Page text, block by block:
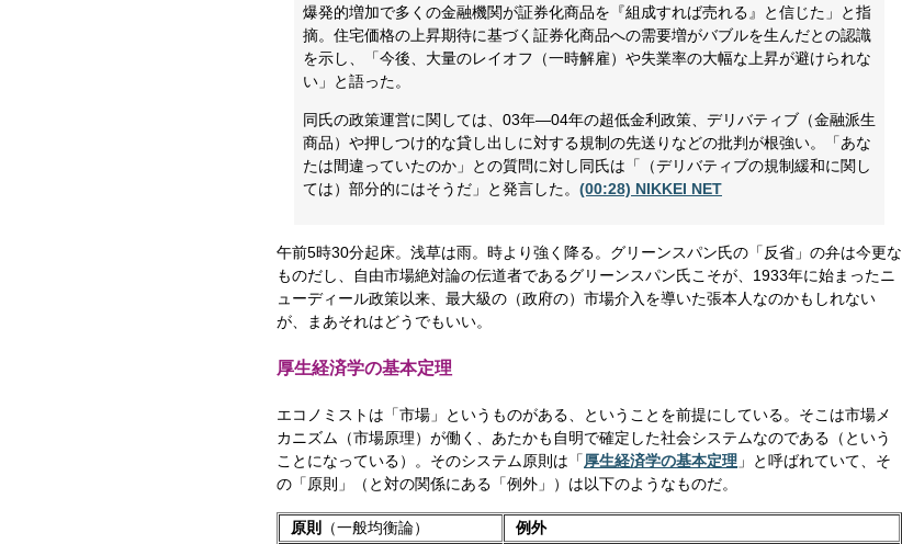
爆発的増加で多くの金融機関が証券化商品を『組成すれば売れる』と信じた」と指
摘。住宅価格の上昇期待に基づく証券化商品への需要増がバブルを生んだとの認識
を示し、「今後、大量のレイオフ（一時解雇）や失業率の大幅な上昇が避けられな
い」と語った。
同氏の政策運営に関しては、03年―04年の超低金利政策、デリバティブ（金融派生
商品）や押しつけ的な貸し出しに対する規制の先送りなどの批判が根強い。「あな
たは間違っていたのか」との質問に対し同氏は「（デリバティブの規制緩和に関し
ては）部分的にはそうだ」と発言した。 (00:28) NIKKEI NET
午前5時30分起床。浅草は雨。時より強く降る。グリーンスパン氏の「反省」の弁は今更な
ものだし、自由市場絶対論の伝道者であるグリーンスパン氏こそが、1933年に始まったニ
ューディール政策以来、最大級の（政府の）市場介入を導いた張本人なのかもしれない
が、まあそれはどうでもいい。
厚生経済学の基本定理
エコノミストは「市場」というものがある、ということを前提にしている。そこは市場メ
カニズム（市場原理）が働く、あたかも自明で確定した社会システムなのである（という
ことになっている）。そのシステム原則は「厚生経済学の基本定理 」と呼ばれていて、そ
の「原則」（と対の関係にある「例外」）は以下のようなものだ。
原則 （一般均衡論）
例外